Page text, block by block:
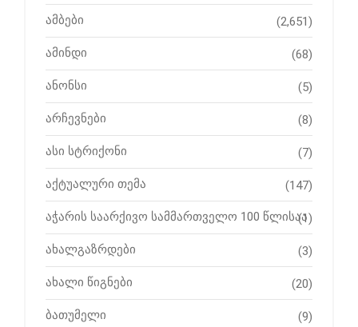
ამბები (2,651)
ამინდი (68)
ანონსი (5)
არჩევნები (8)
ასი სტრიქონი (7)
აქტუალური თემა (147)
აჭარის საარქივო სამმართველო 100 წლისაა
(1)
ახალგაზრდები (3)
ახალი წიგნები (20)
ბათუმელი (9)